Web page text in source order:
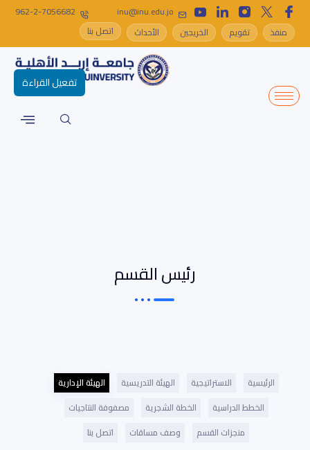
inu@inu.edu.jo
962-2-7056682
منفذ
تقويم الخريجين الأحداث اتصل بنا
رئيس القسم
الرئيسية الاستراتيجية الهيئة التدريسية
الهيئة الإدارية
الخطط الدراسية
الخطة الشجرية
مصفوفة النتاجيات
منجزات القسم
وصف مساقات اتصل بنا
تفعيل القراءة